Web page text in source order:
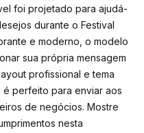
foi projetado para ajudá-
durante o Festival
e moderno, o modelo
sua própria mensagem
profissional e tema
perfeito para enviar aos
de negócios. Mostre
nesta